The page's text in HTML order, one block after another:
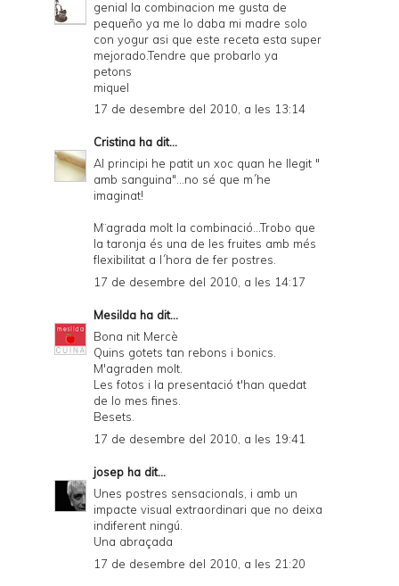
genial la combinacion me gusta de
pequeño ya me lo daba mi madre solo
con yogur asi que este receta esta super
mejorado.Tendre que probarlo ya
petons
miquel
17 de desembre del 2010, a les 13:14
Cristina ha dit...
Al principi he patit un xoc quan he llegit "
amb sanguina"...no sé que m´he
imaginat!
M¨agrada molt la combinació...Trobo que
la taronja és una de les fruites amb més
flexibilitat a l´hora de fer postres.
17 de desembre del 2010, a les 14:17
Mesilda ha dit...
Bona nit Mercè
Quins gotets tan rebons i bonics.
M'agraden molt.
Les fotos i la presentació t'han quedat
de lo mes fines.
Besets.
17 de desembre del 2010, a les 19:41
josep ha dit...
Unes postres sensacionals, i amb un
impacte visual extraordinari que no deixa
indiferent ningú.
Una abraçada
17 de desembre del 2010, a les 21:20